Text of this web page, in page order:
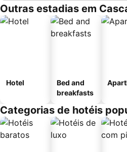
Outras estadias em
Hotel
Bed and
breakfasts
Categorias de hotéis